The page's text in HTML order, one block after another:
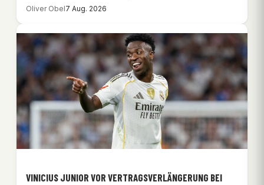
Philosophie…
Oliver Obel7 Aug. 2026
VINICIUS JUNIOR VOR VERTRAGSVERLÄNGERUNG BEI